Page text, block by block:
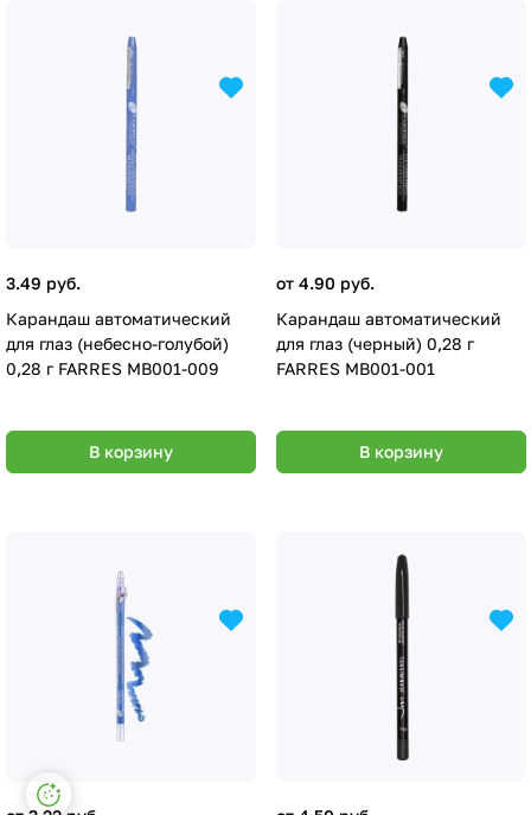
3.49 руб.
Карандаш автоматический
для глаз (небесно-голубой)
0,28 г FARRES MB001-009
В корзину
от 4.90 руб.
Карандаш автоматический
для глаз (черный) 0,28 г
FARRES MB001-001
В корзину
Настройки файлов cookie